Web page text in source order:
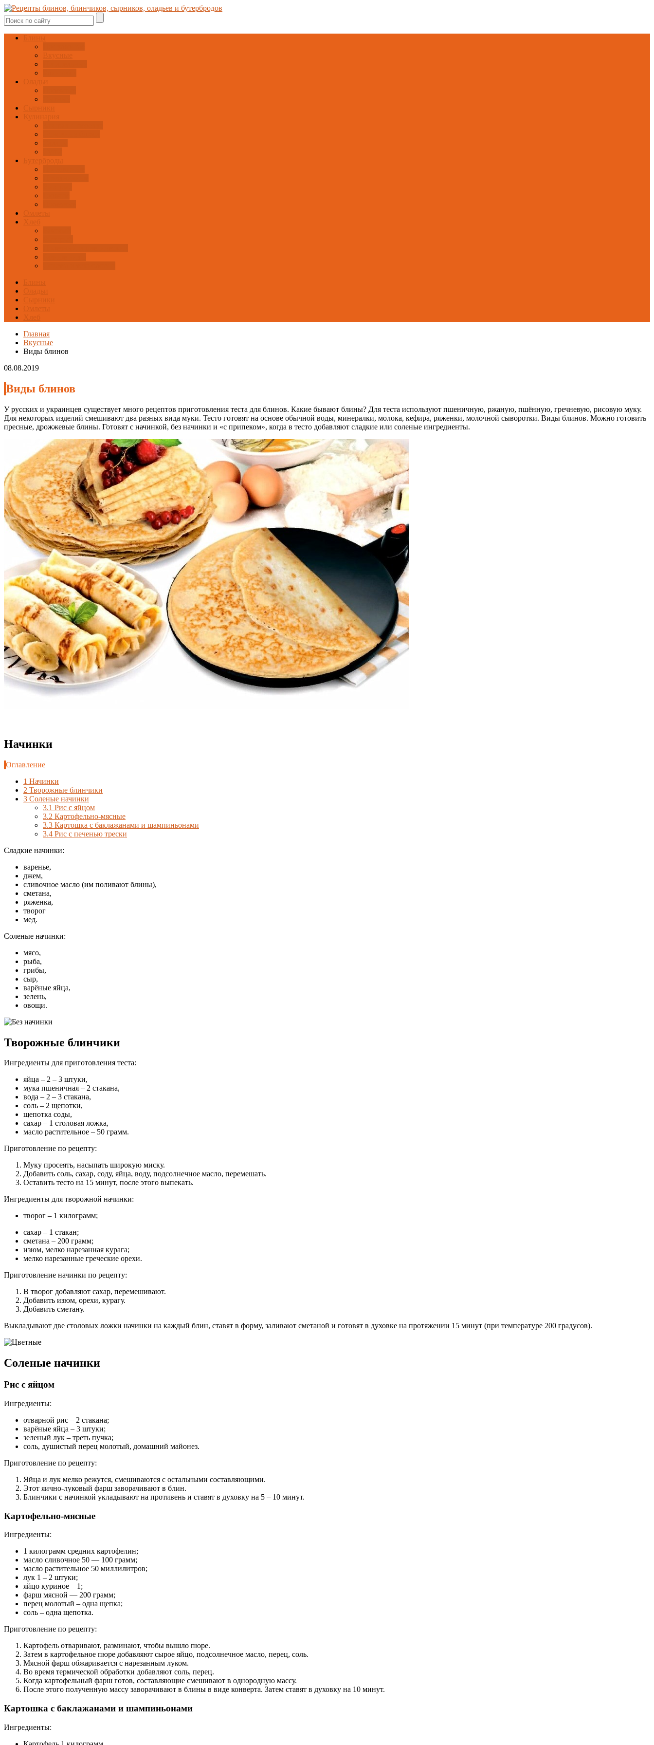
Блины
Вкусные
Оладьи
Сырники
Кулинария
Бутерброды
Омлеты
Хлеб
Блины
Оладьи
Сырники
Омлеты
Хлеб
Главная
Вкусные
Виды блинов
08.08.2019
Виды блинов
У русских и украинцев существует много рецептов приготовления теста для блинов. Какие бывают блины? Для теста используют пшеничную, ржаную, пшённую, гречневую, рисовую муку.
Для некоторых изделий смешивают два разных вида муки. Тесто готовят на основе обычной воды, минералки, молока, кефира, ряженки, молочной сыворотки. Виды блинов. Можно готовить
пресные, дрожжевые блины. Готовят с начинкой, без начинки и «с припеком», когда в тесто добавляют сладкие или соленые ингредиенты.
Начинки
Оглавление
1 Начинки
2 Творожные блинчики
3 Соленые начинки
3.1 Рис с яйцом
3.2 Картофельно-мясные
3.3 Картошка с баклажанами и шампиньонами
3.4 Рис с печенью трески
Сладкие начинки:
варенье,
джем,
сливочное масло (им поливают блины),
сметана,
ряженка,
творог
мед.
Соленые начинки:
мясо,
рыба,
грибы,
сыр,
варёные яйца,
зелень,
овощи.
Творожные блинчики
Ингредиенты для приготовления теста:
яйца – 2 – 3 штуки,
мука пшеничная – 2 стакана,
вода – 2 – 3 стакана,
соль – 2 щепотки,
щепотка соды,
сахар – 1 столовая ложка,
масло растительное – 50 грамм.
Приготовление по рецепту:
Муку просеять, насыпать широкую миску.
Добавить соль, сахар, соду, яйца, воду, подсолнечное масло, перемешать.
Оставить тесто на 15 минут, после этого выпекать.
Ингредиенты для творожной начинки:
творог – 1 килограмм;
сахар – 1 стакан;
сметана – 200 грамм;
изюм, мелко нарезанная курага;
мелко нарезанные греческие орехи.
Приготовление начинки по рецепту:
В творог добавляют сахар, перемешивают.
Добавить изюм, орехи, курагу.
Добавить сметану.
Выкладывают две столовых ложки начинки на каждый блин, ставят в форму, заливают сметаной и готовят в духовке на протяжении 15 минут (при температуре 200 градусов).
Соленые начинки
Рис с яйцом
Ингредиенты:
отварной рис – 2 стакана;
варёные яйца – 3 штуки;
зеленый лук – треть пучка;
соль, душистый перец молотый, домашний майонез.
Приготовление по рецепту:
Яйца и лук мелко режутся, смешиваются с остальными составляющими.
Этот яично-луковый фарш заворачивают в блин.
Блинчики с начинкой укладывают на противень и ставят в духовку на 5 – 10 минут.
Картофельно-мясные
Ингредиенты:
1 килограмм средних картофелин;
масло сливочное 50 — 100 грамм;
масло растительное 50 миллилитров;
лук 1 – 2 штуки;
яйцо куриное – 1;
фарш мясной — 200 грамм;
перец молотый – одна щепка;
соль – одна щепотка.
Приготовление по рецепту:
Картофель отваривают, разминают, чтобы вышло пюре.
Затем в картофельное пюре добавляют сырое яйцо, подсолнечное масло, перец, соль.
Мясной фарш обжаривается с нарезанным луком.
Во время термической обработки добавляют соль, перец.
Когда картофельный фарш готов, составляющие смешивают в однородную массу.
После этого полученную массу заворачивают в блины в виде конверта. Затем ставят в духовку на 10 минут.
Картошка с баклажанами и шампиньонами
Ингредиенты: